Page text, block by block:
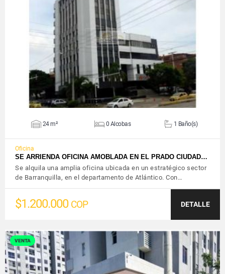
VER DETALLES
24 m² 0 Alcobas 1 Baño(s)
Oficina
SE ARRIENDA OFICINA AMOBLADA EN EL PRADO CIUDAD…
Se alquila una amplia oficina ubicada en un estratégico sector
de Barranquilla, en el departamento de Atlántico. Con…
$1.200.000 COP DETALLE
VENTA